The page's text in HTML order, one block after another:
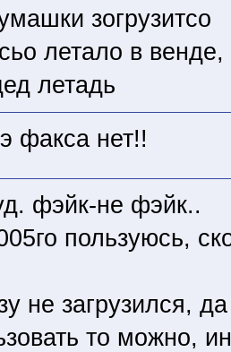
зогрузитсо
летало в венде,
летадь
факса нет!!
фэйк-не фэйк..
пользуюсь,
не загрузился,
то можно,